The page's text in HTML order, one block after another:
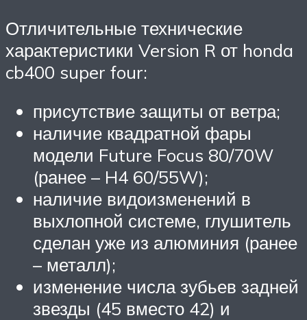
Отличительные технические
характеристики Version R от honda
cb400 super four:
присутствие защиты от ветра;
наличие квадратной фары
модели Future Focus 80/70W
(ранее – H4 60/55W);
наличие видоизменений в
выхлопной системе, глушитель
сделан уже из алюминия (ранее
– металл);
изменение числа зубьев задней
звезды (45 вместо 42) и